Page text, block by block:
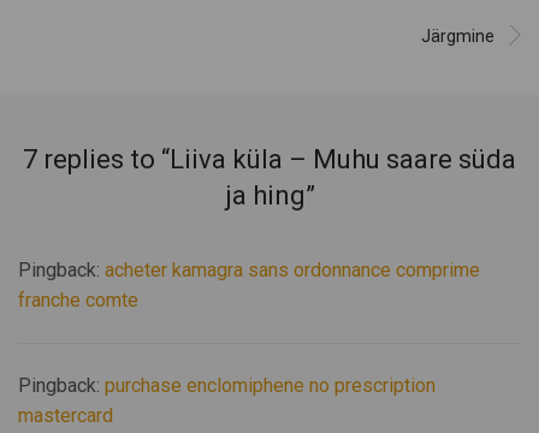
Järgmine
7 replies to “Liiva küla – Muhu saare süda
ja hing”
Pingback: acheter kamagra sans ordonnance comprime
franche comte
Pingback: purchase enclomiphene no prescription
mastercard